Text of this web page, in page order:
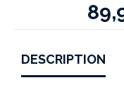
DESCRIPTION